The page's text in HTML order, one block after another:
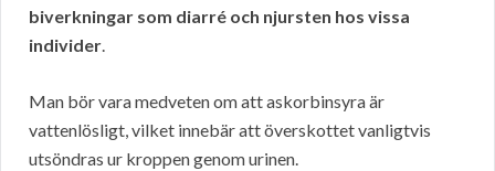
biverkningar som diarré och njursten hos vissa
individer.
Man bör vara medveten om att askorbinsyra är
vattenlösligt, vilket innebär att överskottet vanligtvis
utsöndras ur kroppen genom urinen.